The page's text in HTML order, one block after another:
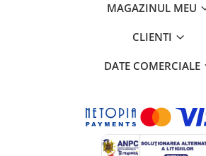
MAGAZINUL MEU
CLIENTI
DATE COMERCIALE